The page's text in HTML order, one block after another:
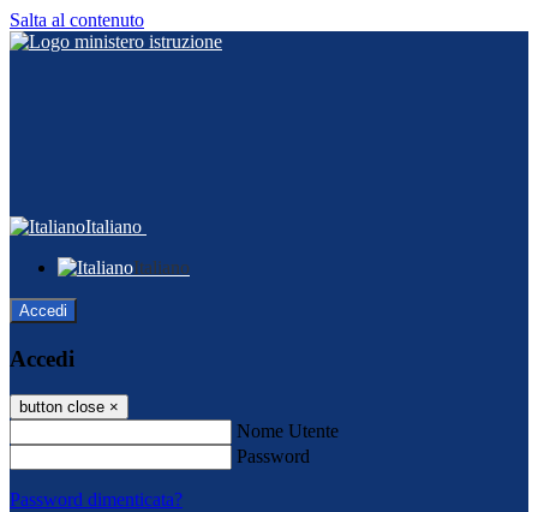
Salta al contenuto
Italiano
Italiano
Accedi
Accedi
button close ×
Nome Utente
Password
Password dimenticata?